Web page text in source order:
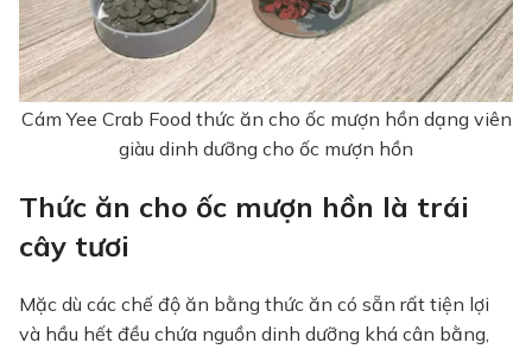
Cám Yee Crab Food thức ăn cho ốc mượn hồn dạng viên
giàu dinh dưỡng cho ốc mượn hồn
Thức ăn cho ốc mượn hồn là trái
cây tươi
Mặc dù các chế độ ăn bằng thức ăn có sẵn rất tiện lợi
và hầu hết đều chứa nguồn dinh dưỡng khá cân bằng,